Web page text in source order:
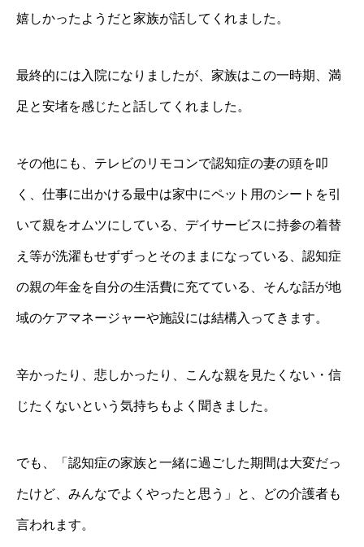
嬉しかったようだと家族が話してくれました。
最終的には入院になりましたが、家族はこの一時期、満
足と安堵を感じたと話してくれました。
その他にも、テレビのリモコンで認知症の妻の頭を叩
く、仕事に出かける最中は家中にペット用のシートを引
いて親をオムツにしている、デイサービスに持参の着替
え等が洗濯もせずずっとそのままになっている、認知症
の親の年金を自分の生活費に充てている、そんな話が地
域のケアマネージャーや施設には結構入ってきます。
辛かったり、悲しかったり、こんな親を見たくない・信
じたくないという気持ちもよく聞きました。
でも、「認知症の家族と一緒に過ごした期間は大変だっ
たけど、みんなでよくやったと思う」と、どの介護者も
言われます。